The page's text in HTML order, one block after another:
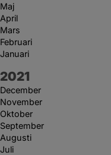
Maj
April
Mars
Februari
Januari
År:
2021
December
November
Oktober
September
Augusti
Juli